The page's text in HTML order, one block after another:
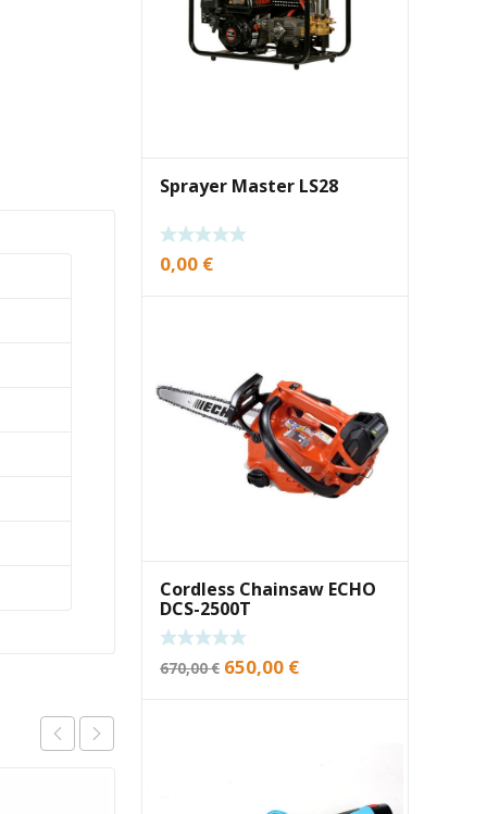
Sprayer Master LS28
0,00 €
Cordless Chainsaw ECHO
DCS-2500T
670,00€ Original
650,00 €Current